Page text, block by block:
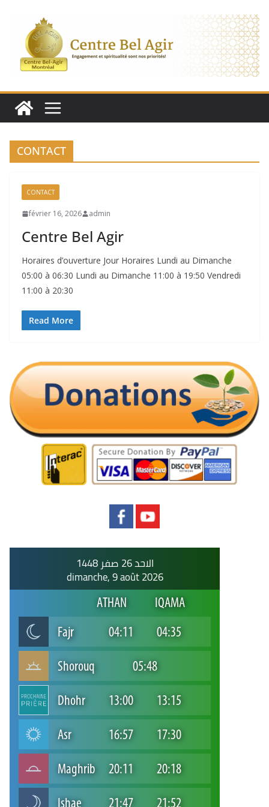
contenu
CONTACT
CONTACT
février 16, 2026 admin
Centre Bel Agir
Horaires d’ouverture Jour Horaires Lundi au Dimanche
05:00 à 06:30 Lundi au Dimanche 11:00 à 19:50 Vendredi
11:00 à 20:30
Read More